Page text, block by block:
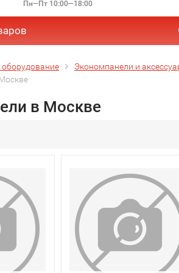
Пн—Пт 10:00—18:00
оборудование
Экономпанели и
в Москве